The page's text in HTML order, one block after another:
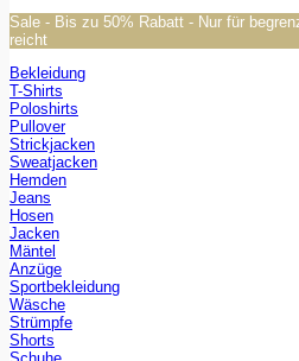
Sale - Bis zu 50% Rabatt - Nur für
reicht
Bekleidung
T-Shirts
Poloshirts
Pullover
Strickjacken
Sweatjacken
Hemden
Jeans
Hosen
Jacken
Mäntel
Anzüge
Sportbekleidung
Wäsche
Strümpfe
Shorts